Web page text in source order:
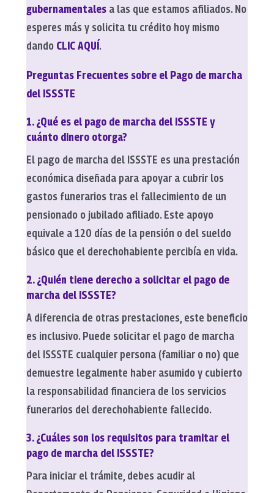
gubernamentalesa las que estamos afiliados. No
esperes más y solicita tu crédito hoy mismo
dando CLIC AQUÍ.
Preguntas Frecuentes sobre el Pago de marcha
del ISSSTE
1. ¿Qué es el pago de marcha del ISSSTE y
cuánto dinero otorga?
El pago de marcha del ISSSTE es una prestación
económica diseñada para apoyar a cubrir los
gastos funerarios tras el fallecimiento de un
pensionado o jubilado afiliado. Este apoyo
equivale a 120 días de la pensión o del sueldo
básico que el derechohabiente percibía en vida.
2. ¿Quién tiene derecho a solicitar el pago de
marcha del ISSSTE?
A diferencia de otras prestaciones, este beneficio
es inclusivo. Puede solicitar el pago de marcha
del ISSSTE cualquier persona (familiar o no) que
demuestre legalmente haber asumido y cubierto
la responsabilidad financiera de los servicios
funerarios del derechohabiente fallecido.
3. ¿Cuáles son los requisitos para tramitar el
pago de marcha del ISSSTE?
Para iniciar el trámite, debes acudir al